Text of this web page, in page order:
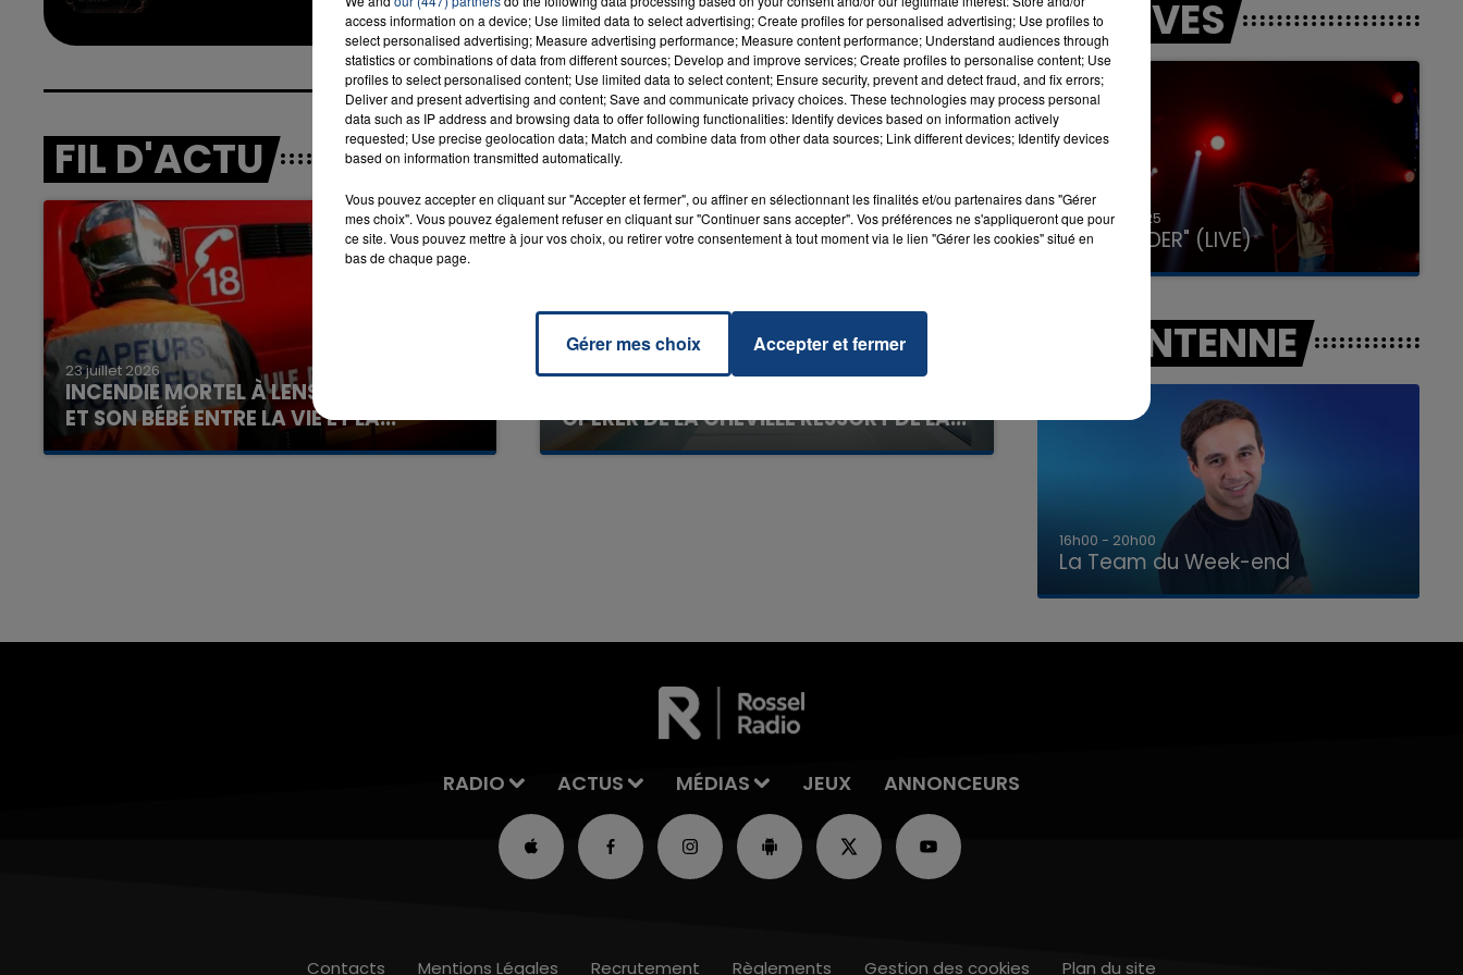
LA TEAM DU WEEK-END
16h00 - 20h00
LA TEAM DU WEEK-END LA TEAM DU WEEK-END
FIL D'ACTU
23 juillet 2026
INCENDIE MORTEL À LENS : UNE FEMME
ET SON BÉBÉ ENTRE LA VIE ET LA...
Un homme s'est immolé par le feu après avoir
20 juillet 2026
OPÉRER DE LA CHEVILLE RESSORT DE LA...
La famille a porté plainte contre la clinique qui a
LES LIVES
31 janvier 2025
GIMS "SPIDER" (LIVE)
A L'ANTENNE
7h00 - 12h00
La Team du Week-end
RADIO ACTUS MÉDIAS JEUX ANNONCEURS
Contacts Mentions Légales Recrutement Règlements Gestion des cookies Plan du site
access information on a device; Use limited data to select advertising; Create profiles for personalised advertising; Use profiles to
select personalised advertising; Measure advertising performance; Measure content performance; Understand audiences through
statistics or combinations of data from different sources; Develop and improve services; Create profiles to personalise content; Use
profiles to select personalised content; Use limited data to select content; Ensure security, prevent and detect fraud, and fix errors;
Deliver and present advertising and content; Save and communicate privacy choices. These technologies may process personal
data such as IP address and browsing data to offer following functionalities: Identify devices based on information actively
requested; Use precise geolocation data; Match and combine data from other data sources; Link different devices; Identify devices
based on information transmitted automatically.
Vous pouvez accepter en cliquant sur "Accepter et fermer", ou affiner en sélectionnant les finalités et/ou partenaires dans "Gérer
mes choix". Vous pouvez également refuser en cliquant sur "Continuer sans accepter". Vos préférences ne s'appliqueront que pour
ce site. Vous pouvez mettre à jour vos choix, ou retirer votre consentement à tout moment via le lien "Gérer les cookies" situé en
bas de chaque page.
Gérer mes choix Accepter et fermer